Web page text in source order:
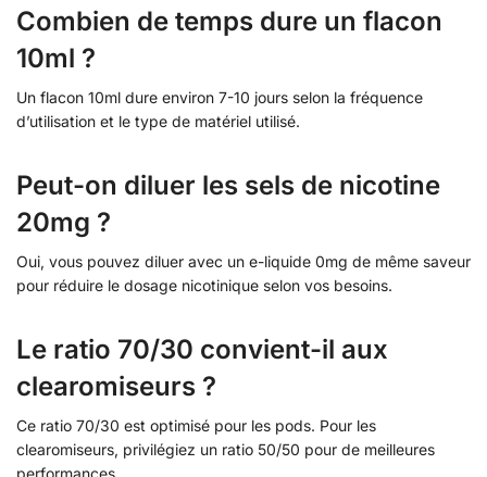
Combien de temps dure un flacon
10ml ?
Un flacon 10ml dure environ 7-10 jours selon la fréquence
d’utilisation et le type de matériel utilisé.
Peut-on diluer les sels de nicotine
20mg ?
Oui, vous pouvez diluer avec un e-liquide 0mg de même saveur
pour réduire le dosage nicotinique selon vos besoins.
Le ratio 70/30 convient-il aux
clearomiseurs ?
Ce ratio 70/30 est optimisé pour les pods. Pour les
clearomiseurs, privilégiez un ratio 50/50 pour de meilleures
performances.